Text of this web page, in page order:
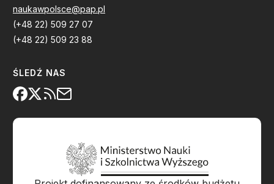
naukawpolsce@pap.pl
(+48 22) 509 27 07
(+48 22) 509 23 88
ŚLEDŹ NAS